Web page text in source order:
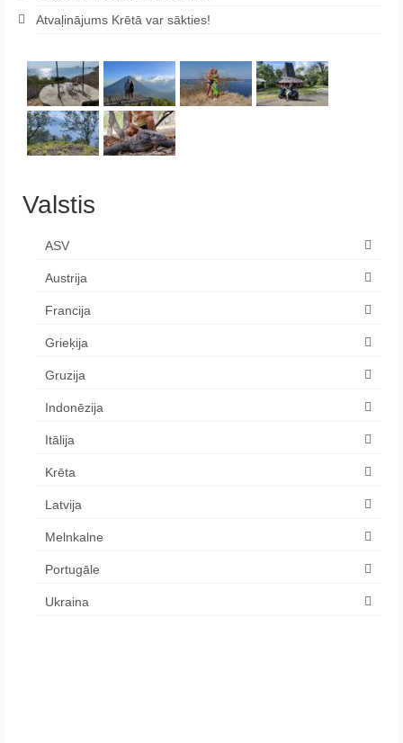
Atvaļinājums Krētā var sākties!
Valstis
ASV
Austrija
Francija
Grieķija
Gruzija
Indonēzija
Itālija
Krēta
Latvija
Melnkalne
Portugāle
Ukraina